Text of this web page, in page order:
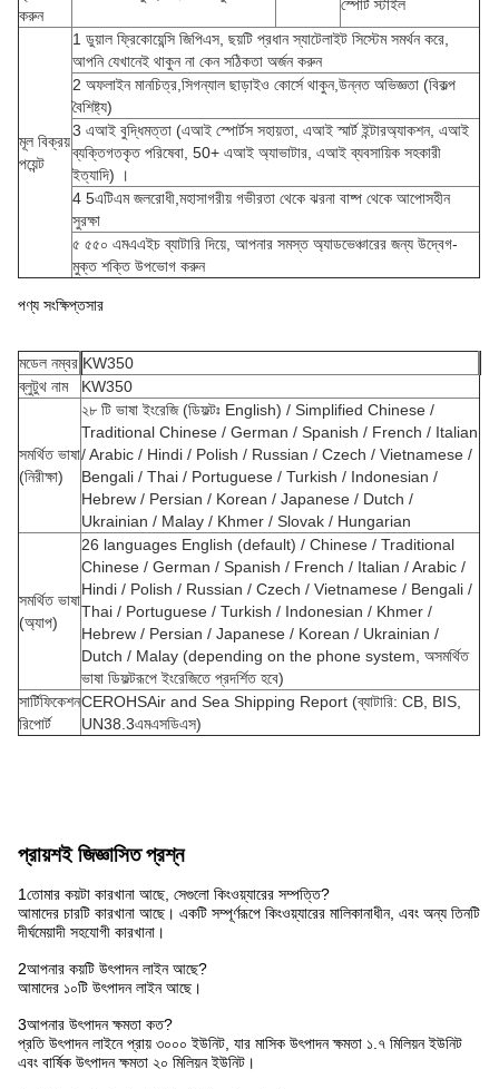
করুন
স্পোর্ট স্টাইল
মূল বিক্রয়
পয়েন্ট
1 ডুয়াল ফ্রিকোয়েন্সি জিপিএস, ছয়টি প্রধান স্যাটেলাইট সিস্টেম সমর্থন করে,
আপনি যেখানেই থাকুন না কেন সঠিকতা অর্জন করুন
2 অফলাইন মানচিত্র,সিগন্যাল ছাড়াইও কোর্সে থাকুন,উন্নত অভিজ্ঞতা (বিকল্প
বৈশিষ্ট্য)
3 এআই বুদ্ধিমত্তা (এআই স্পোর্টস সহায়তা, এআই স্মার্ট ইন্টারঅ্যাকশন, এআই
ব্যক্তিগতকৃত পরিষেবা, 50+ এআই অ্যাভাটার, এআই ব্যবসায়িক সহকারী
ইত্যাদি) ।
4 5এটিএম জলরোধী,মহাসাগরীয় গভীরতা থেকে ঝরনা বাষ্প থেকে আপোসহীন
সুরক্ষা
৫ ৫৫০ এমএএইচ ব্যাটারি দিয়ে, আপনার সমস্ত অ্যাডভেঞ্চারের জন্য উদ্বেগ-
মুক্ত শক্তি উপভোগ করুন
পণ্য সংক্ষিপ্তসার
মডেল নম্বর KW350
ব্লুটুথ নাম
KW350
সমর্থিত ভাষা
(নিরীক্ষা)
২৮ টি ভাষা ইংরেজি (ডিফল্টঃ English) / Simplified Chinese /
Traditional Chinese / German / Spanish / French / Italian
/ Arabic / Hindi / Polish / Russian / Czech / Vietnamese /
Bengali / Thai / Portuguese / Turkish / Indonesian /
Hebrew / Persian / Korean / Japanese / Dutch /
Ukrainian / Malay / Khmer / Slovak / Hungarian
সমর্থিত ভাষা
(অ্যাপ)
26 languages ​​English (default) / Chinese / Traditional
Chinese / German / Spanish / French / Italian / Arabic /
Hindi / Polish / Russian / Czech / Vietnamese / Bengali /
Thai / Portuguese / Turkish / Indonesian / Khmer /
Hebrew / Persian / Japanese / Korean / Ukrainian /
Dutch / Malay (depending on the phone system, অসমর্থিত
ভাষা ডিফল্টরূপে ইংরেজিতে প্রদর্শিত হবে)
সার্টিফিকেশন
রিপোর্ট
CEROHSAir and Sea Shipping Report (ব্যাটারি: CB, BIS,
UN38.3এমএসডিএস)
প্রায়শই জিজ্ঞাসিত প্রশ্ন
1তোমার কয়টা কারখানা আছে, সেগুলো কিংওয়্যারের সম্পত্তি?
আমাদের চারটি কারখানা আছে। একটি সম্পূর্ণরূপে কিংওয়্যারের মালিকানাধীন, এবং অন্য তিনটি
দীর্ঘমেয়াদী সহযোগী কারখানা।
2আপনার কয়টি উৎপাদন লাইন আছে?
আমাদের ১০টি উৎপাদন লাইন আছে।
3আপনার উৎপাদন ক্ষমতা কত?
প্রতি উৎপাদন লাইনে প্রায় ৩০০০ ইউনিট, যার মাসিক উৎপাদন ক্ষমতা ১.৭ মিলিয়ন ইউনিট
এবং বার্ষিক উৎপাদন ক্ষমতা ২০ মিলিয়ন ইউনিট।